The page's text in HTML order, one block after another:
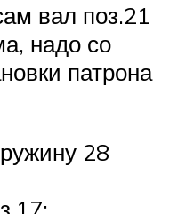
вал поз.21
надо со
патрона
28